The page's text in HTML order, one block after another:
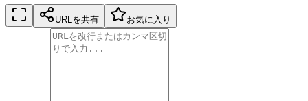
URLを共有 お気に入り